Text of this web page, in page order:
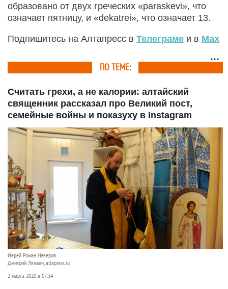
образовано от двух греческих «paraskevi», что
означает пятницу, и «dekatrei», что означает 13.
Подпишитесь на Алтапресс в Телеграме и в Max
ПО ТЕМЕ:
Считать грехи, а не калории: алтайский
священник рассказал про Великий пост,
семейные войны и показуху в Instagram
Иерей Роман Неверов.
Дмитрий Лямзин, altapress.ru
2 марта 2020 в 07:34